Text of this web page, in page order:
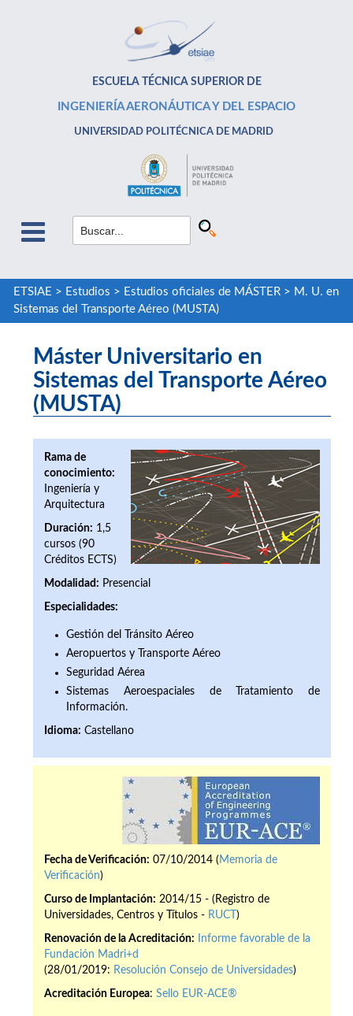
ESCUELA TÉCNICA SUPERIOR DE
INGENIERÍA AERONÁUTICA Y DEL ESPACIO
UNIVERSIDAD POLITÉCNICA DE MADRID
ETSIAE > Estudios > Estudios oficiales de MÁSTER> M. U. en
Sistemas del Transporte Aéreo (MUSTA)
Máster Universitario en
Sistemas del Transporte Aéreo
(MUSTA)
Rama de
conocimiento:
Ingeniería y
Arquitectura
Duración: 1,5
cursos (90
Créditos ECTS)
Modalidad: Presencial
Especialidades:
Gestión del Tránsito Aéreo
Aeropuertos y Transporte Aéreo
Seguridad Aérea
Sistemas Aeroespaciales de Tratamiento de
Información.
Idioma: Castellano
Fecha de Verificación: 07/10/2014 ( Memoria de
Verificación)
Curso de Implantación: 2014/15 - (Registro de
Universidades, Centros y Títulos - RUCT )
Renovación de la Acreditación:
Informe favorable de la
Fundación Madri+d
(28/01/2019: Resolución Consejo de Universidades)
Acreditación Europea: Sello EUR-ACE®